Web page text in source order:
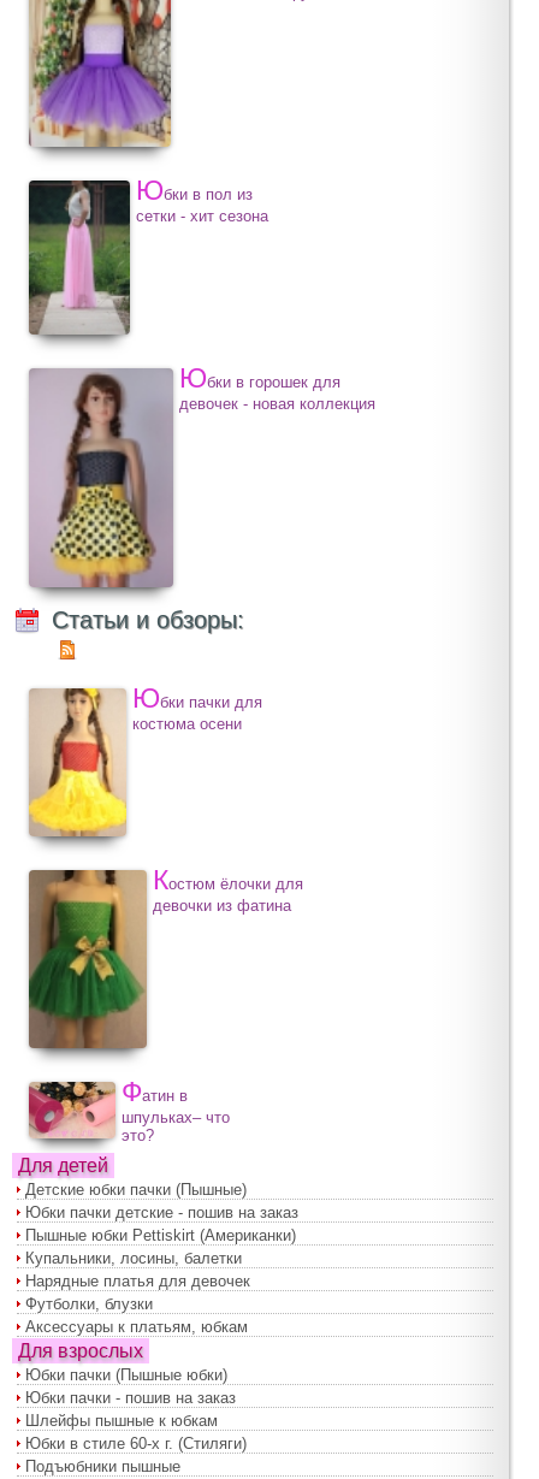
Юбки в пол из
сетки - хит сезона
Юбки в горошек для
девочек - новая коллекция
Статьи и обзоры:
Юбки пачки для
костюма осени
Костюм ёлочки для
девочки из фатина
Фатин в
шпульках– что
это?
Для детей
Детские юбки пачки (Пышные)
Юбки пачки детские - пошив на заказ
Пышные юбки Pettiskirt (Американки)
Купальники, лосины, балетки
Нарядные платья для девочек
Футболки, блузки
Аксессуары к платьям, юбкам
Для взрослых
Юбки пачки (Пышные юбки)
Юбки пачки - пошив на заказ
Шлейфы пышные к юбкам
Юбки в стиле 60-х г. (Стиляги)
Подъюбники пышные